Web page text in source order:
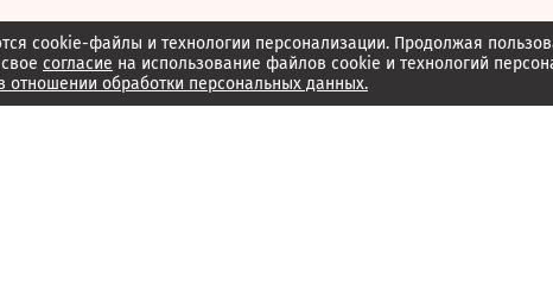
cookie-файлы и технологии персонализации. Продолжая
согласие на использование файлов cookie и технологий
отношении обработки персональных данных.